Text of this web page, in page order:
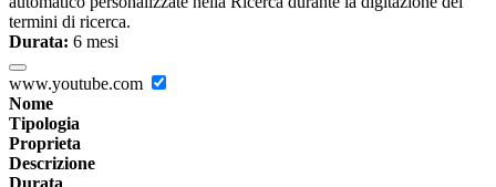
termini di ricerca.
Durata: 6 mesi
www.youtube.com
Nome
Tipologia
Proprieta
Descrizione